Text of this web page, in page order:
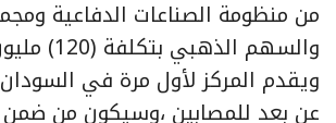
من منظومة الصناعات الدفاعية
والسهم الذهبي بتكلفة (120) مليون جنيه.
ويقدم المركز لأول مرة في السودان